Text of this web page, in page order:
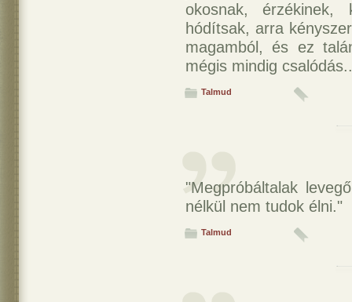
okosnak, érzékinek,
hódítsak, arra
magamból, és ez
mégis mindig
Talmud
"Megpróbáltalak
nélkül nem tudok élni."
Talmud